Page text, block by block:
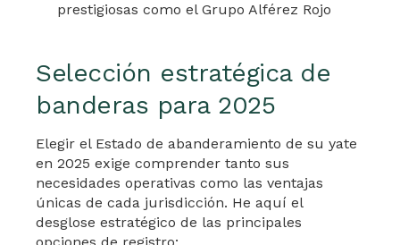
prestigiosas como el Grupo Alférez Rojo
Selección estratégica de
banderas para 2025
Elegir el Estado de abanderamiento de su yate
en 2025 exige comprender tanto sus
necesidades operativas como las ventajas
únicas de cada jurisdicción. He aquí el
desglose estratégico de las principales